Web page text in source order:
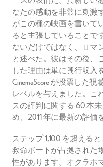
なたの感動を非常に刺激
がこの種の映画を書いて
ると主張していることで
ないだけではなく、ロマ
と述べた。彼はその後、
した理由は単に興行収入
CinemaScore が投票した
レベルを与えました。こ
スの評判に関する 60 本
め、2011 年に最新の評価
ステップ 1,100 を超える
救命ボートが占拠された
性があります。オクラホ